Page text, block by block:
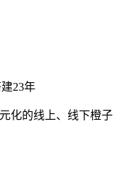
23年
化的线上、线下橙子